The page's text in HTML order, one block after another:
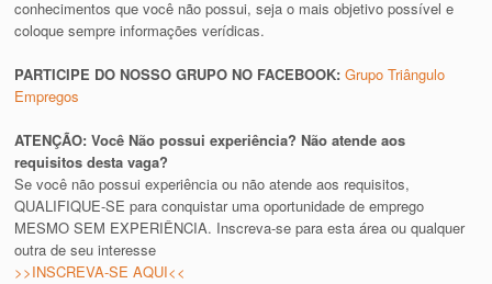
conhecimentos que você não possui, seja o mais objetivo possível e
coloque sempre informações verídicas.
PARTICIPE DO NOSSO GRUPO NO FACEBOOK:Grupo Triângulo
Empregos
ATENÇÃO: Você Não possui experiência? Não atende aos
requisitos desta vaga?
Se você não possui experiência ou não atende aos requisitos,
QUALIFIQUE-SE para conquistar uma oportunidade de emprego
MESMO SEM EXPERIÊNCIA. Inscreva-se para esta área ou qualquer
outra de seu interesse
>>INSCREVA-SE AQUI<<